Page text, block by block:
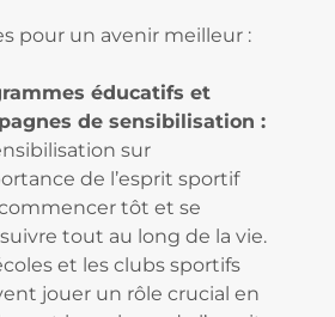
pour un avenir meilleur :
éducatifs et
de sensibilisation :
sur
de l’esprit sportif
tôt et se
tout au long de la vie.
et les clubs sportifs
jouer un rôle crucial en